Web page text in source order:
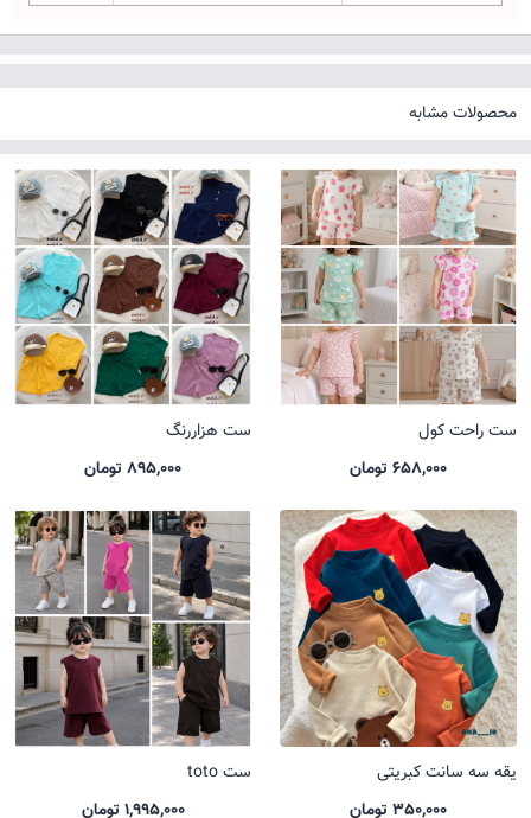
محصولات مشابه
ست راحت کول
658,000 تومان
ست هزاررنگ
895,000 تومان
یقه سه سانت کبریتی
350,000 تومان
ست toto
1,995,000 تومان